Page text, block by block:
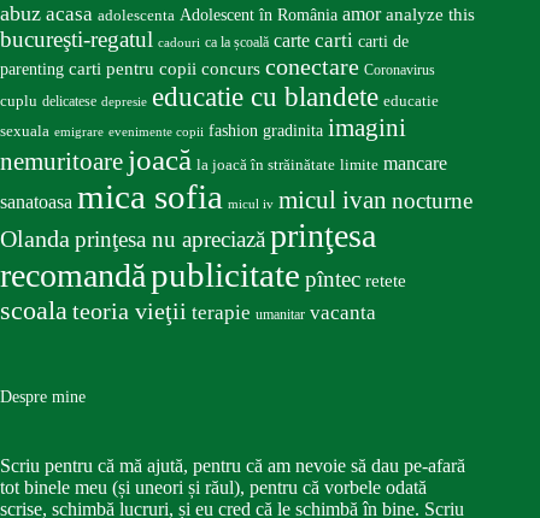
abuz acasa adolescenta Adolescent în România amor analyze this
bucureşti-regatul cadouri ca la școală carte carti carti de
parenting carti pentru copii concurs conectare Coronavirus
cuplu delicatese depresie educatie cu blandete educatie
sexuala emigrare evenimente copii fashion gradinita imagini
nemuritoare joacă la joacă în străinătate limite mancare
sanatoasa mica sofia micul iv micul ivan nocturne
Olandaprinţesa nu apreciazăprinţesa
recomandăpublicitate pîntec retete
scoalateoria vieţii terapie umanitar vacanta
Despre mine
Scriu pentru că mă ajută, pentru că am nevoie să dau pe-afară
tot binele meu (și uneori și răul), pentru că vorbele odată
scrise, schimbă lucruri, și eu cred că le schimbă în bine. Scriu